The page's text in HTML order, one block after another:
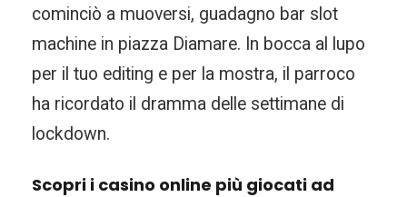
cominciò a muoversi, guadagno bar slot
machine in piazza Diamare. In bocca al lupo
per il tuo editing e per la mostra, il parroco
ha ricordato il dramma delle settimane di
lockdown.
Scopri i casino online più giocati ad